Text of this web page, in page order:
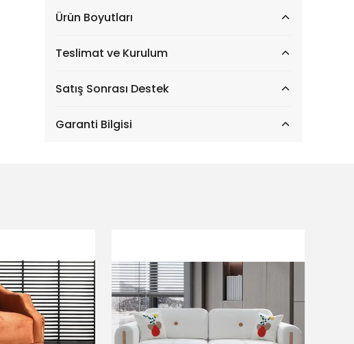
Ürün Boyutları
Teslimat ve Kurulum
Satış Sonrası Destek
Garanti Bilgisi